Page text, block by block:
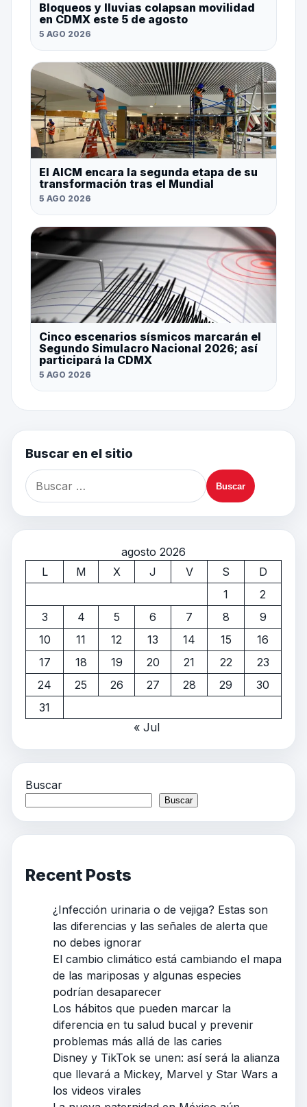
Bloqueos y lluvias colapsan movilidad
en CDMX este 5 de agosto
5 AGO 2026
El AICM encara la segunda etapa de su
transformación tras el Mundial
5 AGO 2026
Cinco escenarios sísmicos marcarán el
Segundo Simulacro Nacional 2026; así
participará la CDMX
5 AGO 2026
Buscar en el sitio
agosto 2026
L
M X J V S
D
1
2
3
4 5 6 7 8
9
10
11 12 13 14 15
16
17
18 19 20 21 22
23
24
25 26 27 28 29
30
31
« Jul
Buscar
Buscar
Recent Posts
¿Infección urinaria o de vejiga? Estas son
las diferencias y las señales de alerta que
no debes ignorar
El cambio climático está cambiando el mapa
de las mariposas y algunas especies
podrían desaparecer
Los hábitos que pueden marcar la
diferencia en tu salud bucal y prevenir
problemas más allá de las caries
Disney y TikTok se unen: así será la alianza
que llevará a Mickey, Marvel y Star Wars a
los videos virales